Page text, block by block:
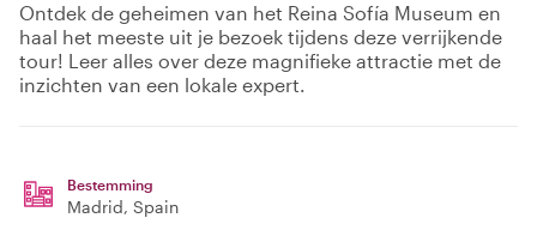
Ontdek de geheimen van het Reina Sofía Museum en
haal het meeste uit je bezoek tijdens deze verrijkende
tour! Leer alles over deze magnifieke attractie met de
inzichten van een lokale expert.
Bestemming
Madrid, Spain